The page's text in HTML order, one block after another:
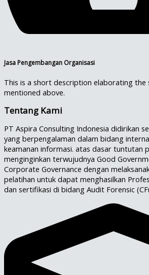
Jasa Pengembangan Organisasi
This is a short description elaborating the
mentioned above.​
Tentang Kami
PT Aspira Consulting Indonesia didirikan
yang berpengalaman dalam bidang
keamanan informasi. atas dasar tuntutan
menginginkan terwujudnya Good
Corporate Governance dengan
pelatihan untuk dapat menghasilkan
dan sertifikasi di bidang Audit Forensic